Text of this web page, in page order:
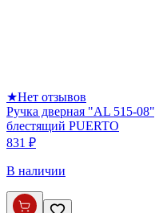
★Нет отзывов
Ручка дверная "AL 515-
блестящий PUERTO
831 ₽
В наличии